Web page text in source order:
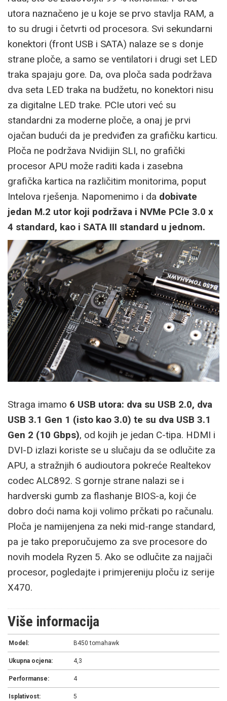
utora naznačeno je u koje se prvo stavlja RAM, a
to su drugi i četvrti od procesora. Svi sekundarni
konektori (front USB i SATA) nalaze se s donje
strane ploče, a samo se ventilatori i drugi set LED
traka spajaju gore. Da, ova ploča sada podržava
dva seta LED traka na budžetu, no konektori nisu
za digitalne LED trake. PCIe utori već su
standardni za moderne ploče, a onaj je prvi
ojačan budući da je predviđen za grafičku karticu.
Ploča ne podržava Nvidijin SLI, no grafički
procesor APU može raditi kada i zasebna
grafička kartica na različitim monitorima, poput
Intelova rješenja. Napomenimo i da dobivate
jedan M.2 utor koji podržava i NVMe PCIe 3.0 x
4 standard, kao i SATA III standard u jednom.
Straga imamo 6 USB utora: dva su USB 2.0, dva
USB 3.1 Gen 1 (isto kao 3.0) te su dva USB 3.1
Gen 2 (10 Gbps), od kojih je jedan C-tipa. HDMI i
DVI-D izlazi koriste se u slučaju da se odlučite za
APU, a stražnjih 6 audioutora pokreće Realtekov
codec ALC892. S gornje strane nalazi se i
hardverski gumb za flashanje BIOS-a, koji će
dobro doći nama koji volimo prčkati po računalu.
Ploča je namijenjena za neki mid-range standard,
pa je tako preporučujemo za sve procesore do
novih modela Ryzen 5. Ako se odlučite za najjači
procesor, pogledajte i primjereniju ploču iz serije
X470.
Više informacija
Model: B450 tomahawk
Ukupna ocjena: 4,3
Performanse: 4
Isplativost: 5